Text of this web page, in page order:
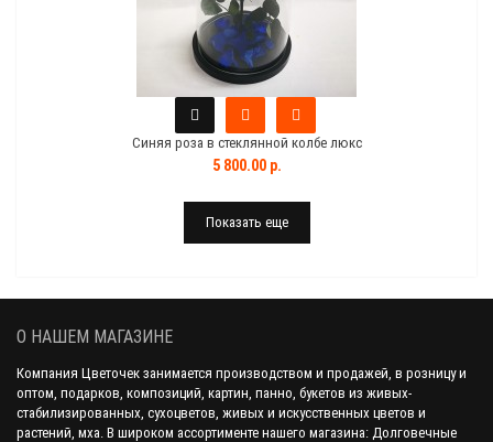
Синяя роза в стеклянной колбе люкс
5 800.00 р.
Показать еще
О НАШЕМ МАГАЗИНЕ
Компания Цветочек занимается производством и продажей, в розницу и
оптом, подарков, композиций, картин, панно, букетов из живых-
стабилизированных, сухоцветов, живых и искусственных цветов и
растений, мха. В широком ассортименте нашего магазина: Долговечные